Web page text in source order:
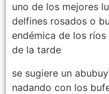
uno de los mejores
delfines rosados o
endémica de los
de la tarde
se sugiere un
nadando con los